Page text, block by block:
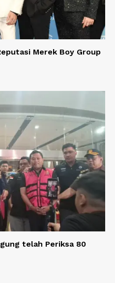
Merek Boy Group
telah Periksa 80